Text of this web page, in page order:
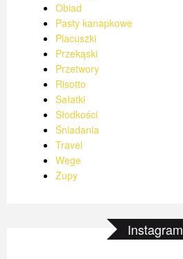
Obiad
Pasty kanapkowe
Placuszki
Przekąski
Przetwory
Risotto
Sałatki
Słodkości
Śniadania
Travel
Wege
Zupy
Instagram